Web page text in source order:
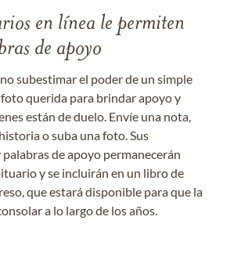
en línea le permiten
de apoyo
subestimar el poder de un simple
foto querida para brindar apoyo y
están de duelo. Envíe una nota,
o suba una foto. Sus
de apoyo permanecerán
y se incluirán en un libro de
que estará disponible para que la
a lo largo de los años.